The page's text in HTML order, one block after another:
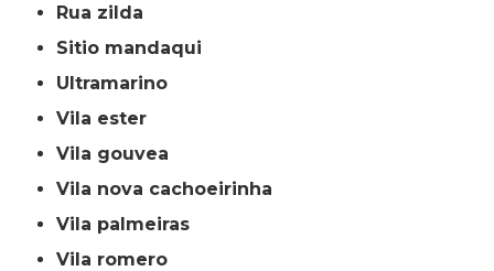
rua zilda
sitio mandaqui
ultramarino
vila ester
vila gouvea
vila nova cachoeirinha
vila palmeiras
vila romero